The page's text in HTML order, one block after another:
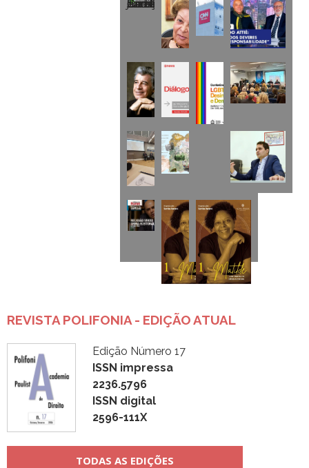
REVISTA POLIFONIA - EDIÇÃO ATUAL
Edição Número 17
ISSN impressa
2236.5796
ISSN digital
2596-111X
TODAS AS EDIÇÕES